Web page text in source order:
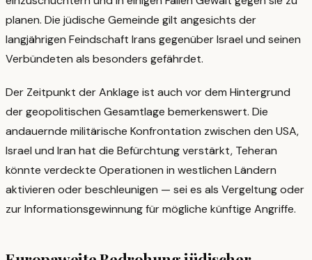
planen. Die jüdische Gemeinde gilt angesichts der
langjährigen Feindschaft Irans gegenüber Israel und seinen
Verbündeten als besonders gefährdet.
Der Zeitpunkt der Anklage ist auch vor dem Hintergrund
der geopolitischen Gesamtlage bemerkenswert. Die
andauernde militärische Konfrontation zwischen den USA,
Israel und Iran hat die Befürchtung verstärkt, Teheran
könnte verdeckte Operationen in westlichen Ländern
aktivieren oder beschleunigen — sei es als Vergeltung oder
zur Informationsgewinnung für mögliche künftige Angriffe.